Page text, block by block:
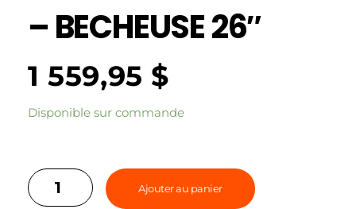
– BECHEUSE 26″
1 559,95 $
Disponible sur commande
Ajouter au panier